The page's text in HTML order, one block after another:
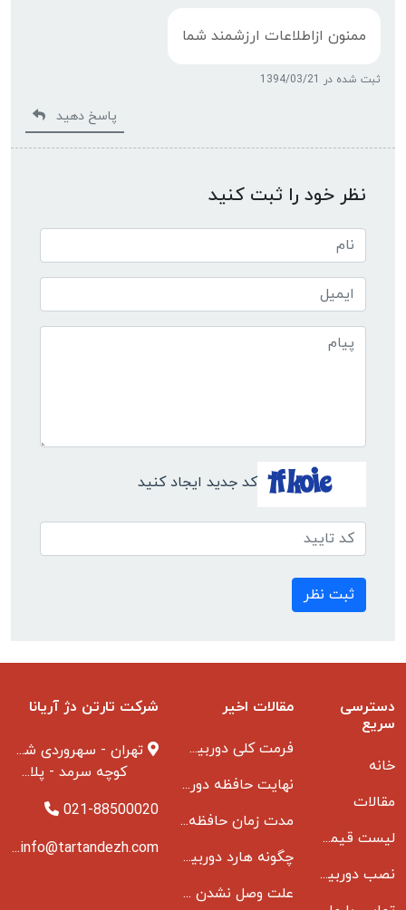
ممنون ازاطلاعات ارزشمند شما
ثبت شده در 1394/03/21
پاسخ دهید
نظر خود را ثبت کنید
کد جدید ایجاد کنید
ثبت نظر
دسترسی
سریع
خانه
مقالات
لیست قیمت دوربین مداربسته
نصب دوربین مداربسته
مقالات اخیر
فرمت کلی دوربین مدار بسته
نهایت حافظه دوربین مدار بسته
مدت زمان حافظه دوربین مداربسته بانکها
چگونه هارد دوربین مداربسته می سوزد
علت وصل نشدن دی وی ار به مانیتور و راه حل مشکل
شرکت تارتن دژ آریانا
تهران - سهروردی شمالی
کوچه سرمد - پلاک ۱ - طبقه ۳
021-88500020
info@tartandezh.com